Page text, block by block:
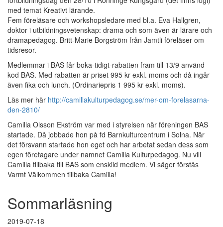
med temat Kreativt lärande.
Fem föreläsare och workshopsledare med bl.a. Eva Hallgren,
doktor i utbildningsvetenskap: drama och som även är lärare och
dramapedagog. Britt-Marie Borgström från Jamtli föreläser om
tidsresor.
Medlemmar i BAS får boka-tidigt-rabatten fram till 13/9 använd
kod BAS. Med rabatten är priset 995 kr exkl. moms och då ingår
även fika och lunch. (Ordinariepris 1 995 kr exkl. moms).
Läs mer här http://camillakulturpedagog.se/mer-om-forelasarna-
den-2810/
Camilla Olsson Ekström var med i styrelsen när föreningen BAS
startade. Då jobbade hon på fd Barnkulturcentrum i Solna. När
det försvann startade hon eget och har arbetat sedan dess som
egen företagare under namnet Camilla Kulturpedagog. Nu vill
Camilla tillbaka till BAS som enskild medlem. Vi säger förstås
Varmt Välkommen tillbaka Camilla!
Sommarläsning
2019-07-18